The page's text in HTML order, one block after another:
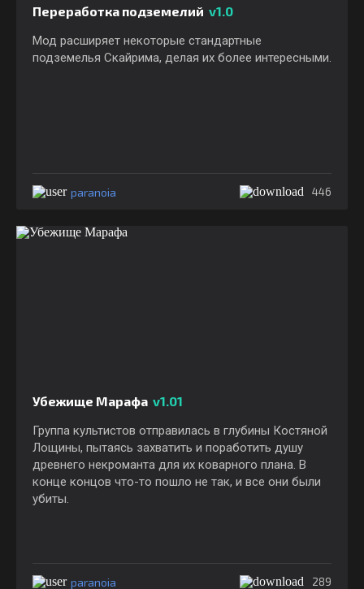
Переработка подземелий v1.0
Мод расширяет некоторые стандартные
подземелья Скайрима, делая их более интересными.
paranoia 446
Убежище Марафа v1.01
Группа культистов отправилась в глубины Костяной
Лощины, пытаясь захватить и поработить душу
древнего некроманта для их коварного плана. В
конце концов что-то пошло не так, и все они были
убиты.
paranoia 289